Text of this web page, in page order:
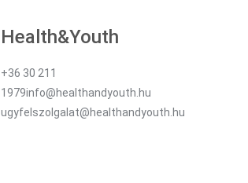
Health&Youth
+36 30 211
1979info@healthandyouth.hu
ugyfelszolgalat@healthandyouth.hu